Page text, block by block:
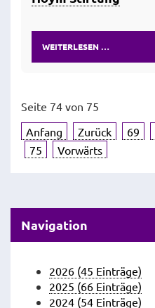
WEITERLESEN …
Seite 74 von 75
Anfang
Zurück 69
75 Vorwärts
Navigation
2026 (45 Einträge)
2025 (66 Einträge)
2024 (54 Einträge)